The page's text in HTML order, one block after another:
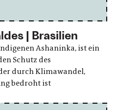
| Brasilien
Ashaninka, ist ein
Schutz des
durch Klimawandel,
bedroht ist